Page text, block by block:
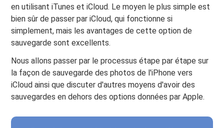
en utilisant iTunes et iCloud. Le moyen le plus simple est
bien sûr de passer par iCloud, qui fonctionne si
simplement, mais les avantages de cette option de
sauvegarde sont excellents.
Nous allons passer par le processus étape par étape sur
la façon de sauvegarde des photos de l'iPhone vers
iCloud ainsi que discuter d'autres moyens d'avoir des
sauvegardes en dehors des options données par Apple.